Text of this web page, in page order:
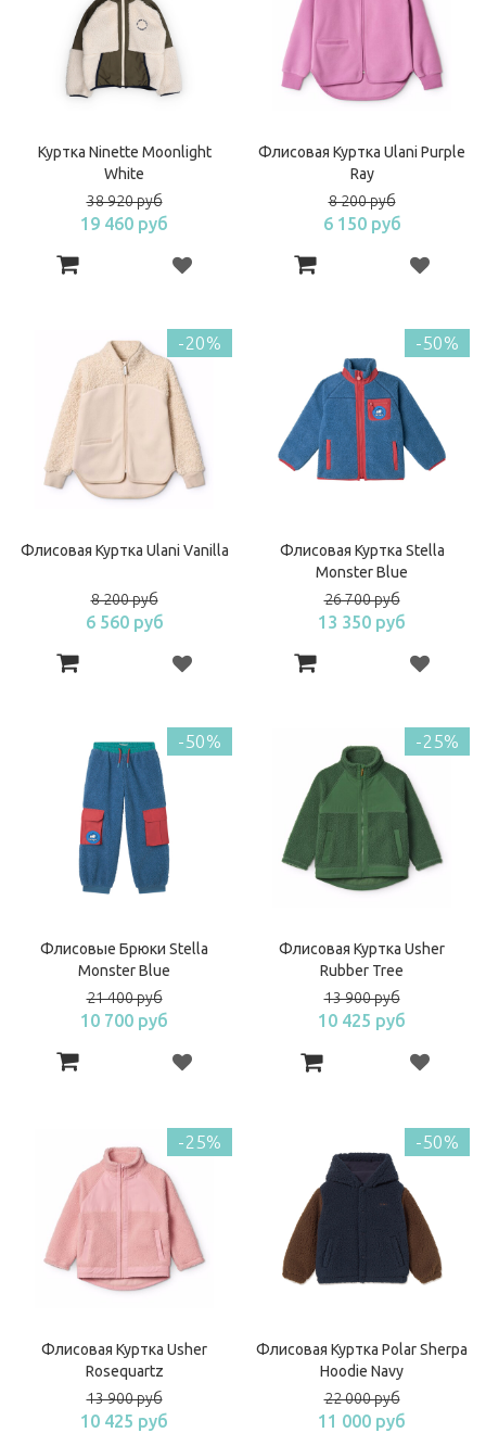
Куртка Ninette Moonlight
White
38 920 руб
19 460 руб
Флисовая Куртка Ulani Purple
Ray
8 200 руб
6 150 руб
-20%
Флисовая Куртка Ulani Vanilla
8 200 руб
6 560 руб
-50%
Флисовая Куртка Stella
Monster Blue
26 700 руб
13 350 руб
-50%
Флисовые Брюки Stella
Monster Blue
21 400 руб
10 700 руб
-25%
Флисовая Куртка Usher
Rubber Tree
13 900 руб
10 425 руб
-25%
Флисовая Куртка Usher
Rosequartz
13 900 руб
10 425 руб
-50%
Флисовая Куртка Polar Sherpa
Hoodie Navy
22 000 руб
11 000 руб